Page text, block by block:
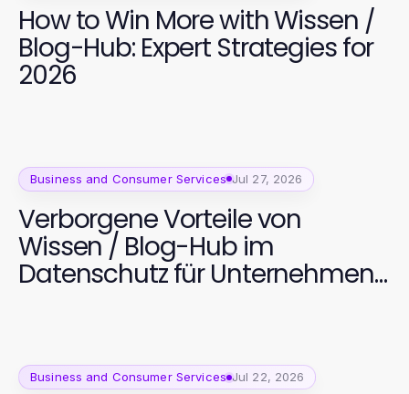
How to Win More with Wissen /
Blog-Hub: Expert Strategies for
2026
Business and Consumer Services Jul 27, 2026
Verborgene Vorteile von
Wissen / Blog-Hub im
Datenschutz für Unternehmen
Business and Consumer Services Jul 22, 2026